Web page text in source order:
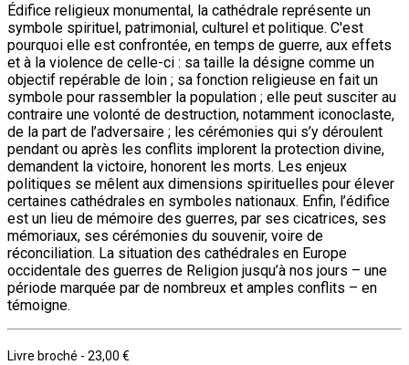
Édifice religieux monumental, la cathédrale représente un
symbole spirituel, patrimonial, culturel et politique. C'est
pourquoi elle est confrontée, en temps de guerre, aux effets
et à la violence de celle-ci : sa taille la désigne comme un
objectif repérable de loin ; sa fonction religieuse en fait un
symbole pour rassembler la population ; elle peut susciter au
contraire une volonté de destruction, notamment iconoclaste,
de la part de l’adversaire ; les cérémonies qui s’y déroulent
pendant ou après les conflits implorent la protection divine,
demandent la victoire, honorent les morts. Les enjeux
politiques se mêlent aux dimensions spirituelles pour élever
certaines cathédrales en symboles nationaux. Enfin, l’édifice
est un lieu de mémoire des guerres, par ses cicatrices, ses
mémoriaux, ses cérémonies du souvenir, voire de
réconciliation. La situation des cathédrales en Europe
occidentale des guerres de Religion jusqu’à nos jours – une
période marquée par de nombreux et amples conflits – en
témoigne.
Livre broché - 23,00 €